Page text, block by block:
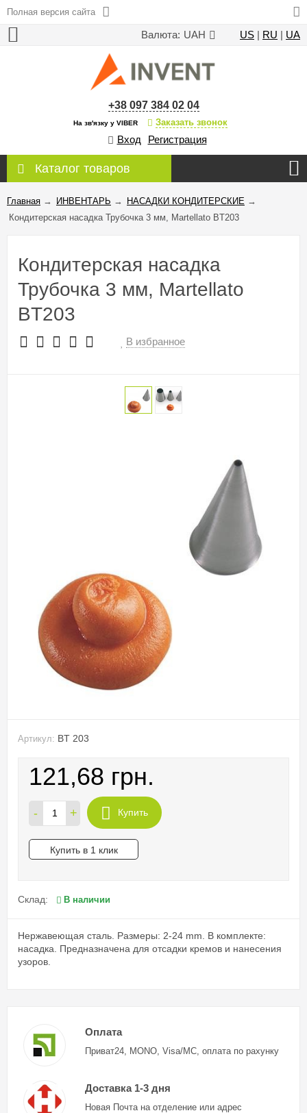
Полная версия сайта
Валюта: UAH US | RU | UA
+38 097 384 02 04
На зв'язку у VIBER Заказать звонок
Вход Регистрация
Каталог товаров
Главная → ИНВЕНТАРЬ → НАСАДКИ КОНДИТЕРСКИЕ →
Кондитерская насадка Трубочка 3 мм, Martellato BT203
Кондитерская насадка
Трубочка 3 мм, Martellato
BT203
В избранное
Артикул: BT 203
121,68 грн.
- + Купить
Купить в 1 клик
Склад: В наличии
Нержавеющая сталь. Размеры: 2-24 mm. В комплекте:
насадка. Предназначена для отсадки кремов и нанесения
узоров.
Оплата
Приват24, MONO, Visa/MC, оплата по рахунку
Доставка 1-3 дня
Новая Почта на отделение или адрес